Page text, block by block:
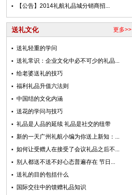
【公告】2014礼航礼品城分销商招...
更多>>
送礼文化
送礼轻重的学问
送礼常识：企业文化中必不可少的礼品...
给老婆送礼的技巧
福利礼品升值六法则
中国结的文化内涵
送花的学问与技巧
礼品是人品的延续 礼品是社交的纽带
新的一天广州礼航小编为你送上新知：...
如何让受赠人在接受了会议礼品之后不...
别人都送不送不好心态普遍存在 节日...
送礼的目的包括什么
国际交往中的馈赠礼品知识